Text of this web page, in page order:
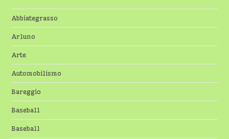
Abbiategrasso
Arluno
Arte
Automobilismo
Bareggio
Baseball
Baseball